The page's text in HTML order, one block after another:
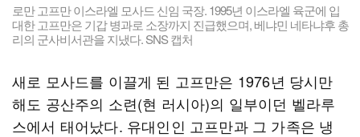
로만 고프만 이스라엘 모사드 신임 국장. 1995년 이스라엘 육군에 입
대한 고프만은 기갑 병과로 소장까지 진급했으며, 베냐민 네타냐후 총
리의 군사비서관을 지냈다. SNS 캡처
새로 모사드를 이끌게 된 고프만은 1976년 당시만
해도 공산주의 소련(현 러시아)의 일부이던 벨라루
스에서 태어났다. 유대인인 고프만과 그 가족은 냉